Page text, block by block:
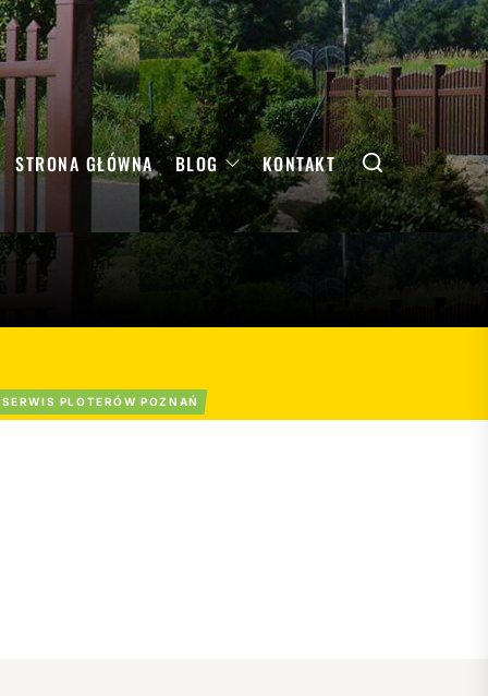
STRONA GŁÓWNA BLOG KONTAKT Search
SERWIS PLOTERÓW POZNAŃ